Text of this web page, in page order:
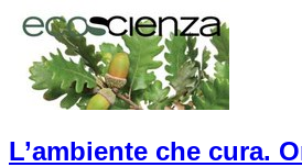
L’ambiente che cura.